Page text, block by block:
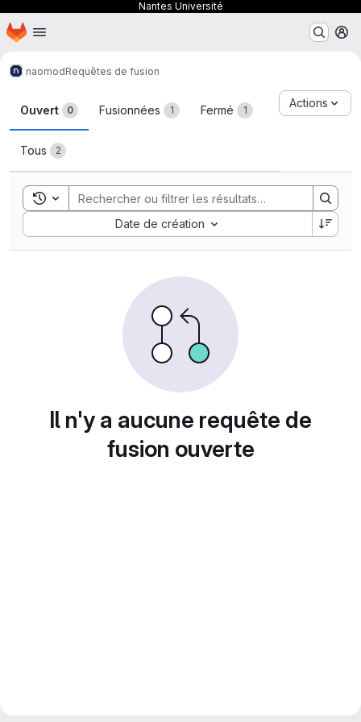
Nantes Université
Passer au contenu principal
Page d'accueil
naomodRequêtes de fusion
Requêtes de fusion
Ouvert 0 Fusionnées 1 Fermé 1
Tous 2
Actions
Toggle search history
Date de création
Sort by:
Il n'y a aucune requête de
fusion ouverte